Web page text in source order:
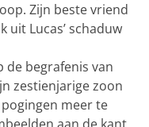
Zijn beste vriend
uit Lucas’ schaduw
de begrafenis van
zestienjarige zoon
meer te